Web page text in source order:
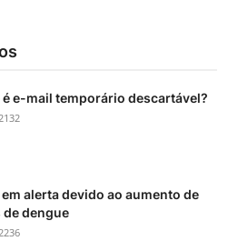
é e-mail temporário descartável?
alerta devido ao aumento de
de dengue